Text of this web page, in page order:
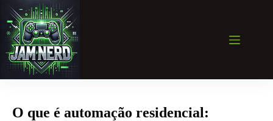
para
conteúdo
O que é automação residencial: